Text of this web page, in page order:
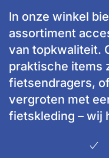
In onze winkel
assortiment
van topkwaliteit.
praktische items
fietsendragers,
vergroten met
fietskleding – wij